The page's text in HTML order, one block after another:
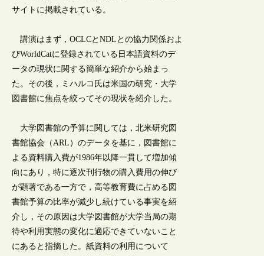
サイトに掲載されている。
講演はまず，OCLCとNDLとの協力関係およ
びWorldCatに登録されている日本語資料のデ
ータの現状に関する簡単な紹介から始まっ
た。その後，ミハルコ氏は米国の研究・大学
図書館に焦点を絞ってその現状を紹介した。
大学図書館の予算に関しては，北米研究図
書館協会（ARL）のデータを基に，図書館に
よる資料購入費が1986年以降一貫して増加傾
向にあり，特に逐次刊行物の購入費用の伸び
が顕著である一方で，高等教育費に占める図
書館予算の比率が減少し続けている事実を紹
介し，その原因は大学図書館が大学当局の期
待や利用実態の変化に適応できていないこと
にあると指摘した。紙資料の利用について